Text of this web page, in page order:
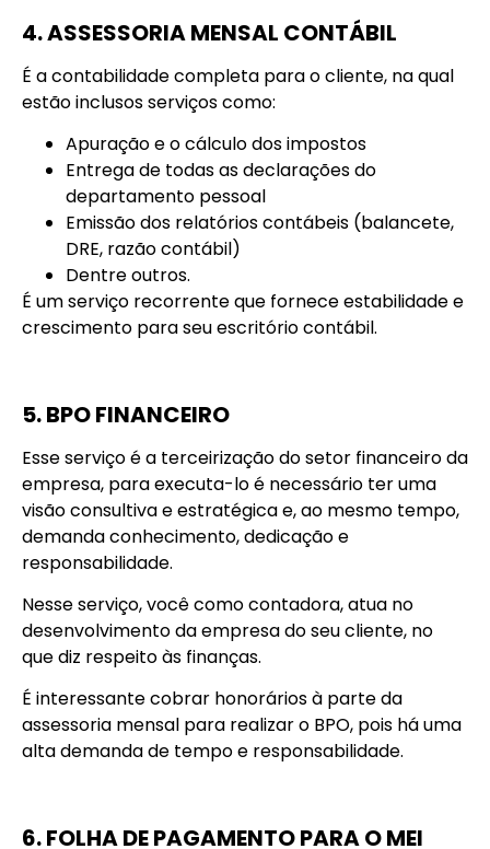
4. ASSESSORIA MENSAL CONTÁBIL
É a contabilidade completa para o cliente, na qual
estão inclusos serviços como:
Apuração e o cálculo dos impostos
Entrega de todas as declarações do
departamento pessoal
Emissão dos relatórios contábeis (balancete,
DRE, razão contábil)
Dentre outros.
É um serviço recorrente que fornece estabilidade e
crescimento para seu escritório contábil.
5. BPO FINANCEIRO
Esse serviço é a terceirização do setor financeiro da
empresa, para executa-lo é necessário ter uma
visão consultiva e estratégica e, ao mesmo tempo,
demanda conhecimento, dedicação e
responsabilidade.
Nesse serviço, você como contadora, atua no
desenvolvimento da empresa do seu cliente, no
que diz respeito às finanças.
É interessante cobrar honorários à parte da
assessoria mensal para realizar o BPO, pois há uma
alta demanda de tempo e responsabilidade.
6. FOLHA DE PAGAMENTO PARA O MEI